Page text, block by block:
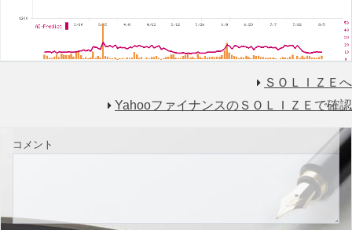
ＳＯＬＩＺＥへ
YahooファイナンスのＳＯＬＩＺＥで確認
コメント